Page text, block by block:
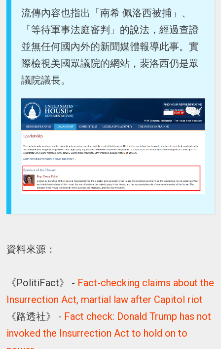
流傳內容也指出「南希 佩洛西被捕」、
「等待軍事法庭審判」的說法，經過查證
並無任何國內外的新聞媒體報導此事。實
際檢視美國眾議院的網站，裴洛西仍是眾
議院議長。
資料來源：
《PolitiFact》 - Fact-checking claims about the
Insurrection Act, martial law after Capitol riot
《路透社》 - Fact check: Donald Trump has not
invoked the Insurrection Act to hold on to